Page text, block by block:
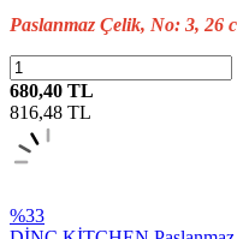
Paslanmaz Çelik, No: 3, 26
680,40 TL
816,48 TL
%33